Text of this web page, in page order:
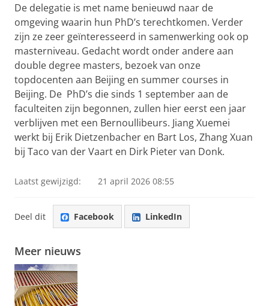
De delegatie is met name benieuwd naar de
omgeving waarin hun PhD’s terechtkomen. Verder
zijn ze zeer geïnteresseerd in samenwerking ook op
masterniveau. Gedacht wordt onder andere aan
double degree masters, bezoek van onze
topdocenten aan Beijing en summer courses in
Beijing. De PhD’s die sinds 1 september aan de
faculteiten zijn begonnen, zullen hier eerst een jaar
verblijven met een Bernoullibeurs. Jiang Xuemei
werkt bij Erik Dietzenbacher en Bart Los, Zhang Xuan
bij Taco van der Vaart en Dirk Pieter van Donk.
Laatst gewijzigd: 21 april 2026 08:55
Deel dit Facebook LinkedIn
Meer nieuws